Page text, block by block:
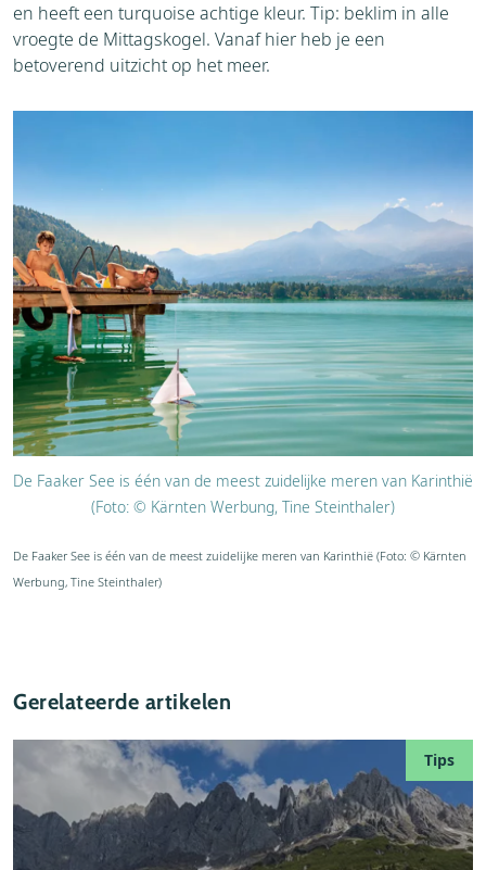
en heeft een turquoise achtige kleur. Tip: beklim in alle
vroegte de Mittagskogel. Vanaf hier heb je een
betoverend uitzicht op het meer.
De Faaker See is één van de meest zuidelijke meren van Karinthië
(Foto: © Kärnten Werbung, Tine Steinthaler)
De Faaker See is één van de meest zuidelijke meren van Karinthië (Foto: © Kärnten
Werbung, Tine Steinthaler)
Gerelateerde artikelen
Tips